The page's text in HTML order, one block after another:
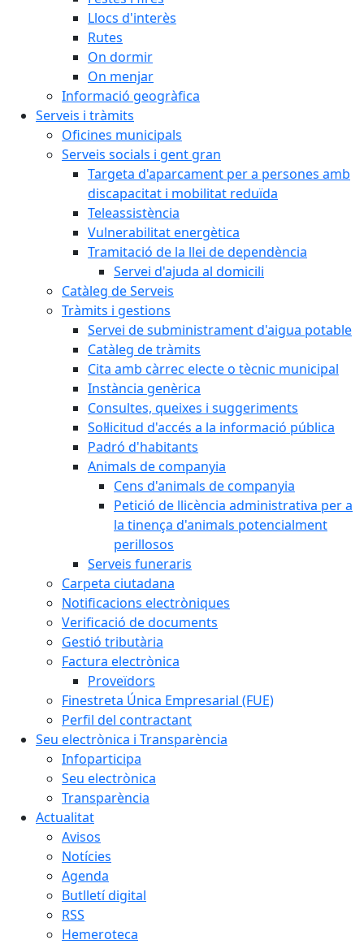
Llocs d'interès
Rutes
On dormir
On menjar
Informació geogràfica
Serveis i tràmits
Oficines municipals
Serveis socials i gent gran
Targeta d'aparcament per a persones amb
discapacitat i mobilitat reduïda
Teleassistència
Vulnerabilitat energètica
Tramitació de la llei de dependència
Servei d'ajuda al domicili
Catàleg de Serveis
Tràmits i gestions
Servei de subministrament d'aigua potable
Catàleg de tràmits
Cita amb càrrec electe o tècnic municipal
Instància genèrica
Consultes, queixes i suggeriments
Sol·licitud d'accés a la informació pública
Padró d'habitants
Animals de companyia
Cens d'animals de companyia
Petició de llicència administrativa per a
la tinença d'animals potencialment
perillosos
Serveis funeraris
Carpeta ciutadana
Notificacions electròniques
Verificació de documents
Gestió tributària
Factura electrònica
Proveïdors
Finestreta Única Empresarial (FUE)
Perfil del contractant
Seu electrònica i Transparència
Infoparticipa
Seu electrònica
Transparència
Actualitat
Avisos
Notícies
Agenda
Butlletí digital
RSS
Hemeroteca